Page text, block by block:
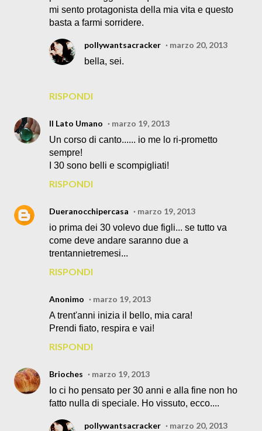
mi sento protagonista della mia vita e questo
basta a farmi sorridere.
RISPONDI
pollywantsacracker
marzo 20, 2013
bella, sei.
Il Lato Umano
marzo 19, 2013
Un corso di canto...... io me lo ri-prometto
sempre!
I 30 sono belli e scompigliati!
RISPONDI
Dueranocchipercasa
marzo 19, 2013
io prima dei 30 volevo due figli... se tutto va
come deve andare saranno due a
trentannietremesi...
RISPONDI
Anonimo
marzo 19, 2013
A trent'anni inizia il bello, mia cara!
Prendi fiato, respira e vai!
RISPONDI
Brioches
marzo 19, 2013
Io ci ho pensato per 30 anni e alla fine non ho
fatto nulla di speciale. Ho vissuto, ecco....
pollywantsacracker
marzo 20, 2013